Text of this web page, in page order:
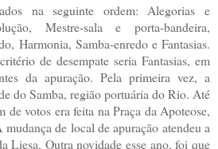
na seguinte ordem: Alegorias e
Mestre-sala e porta-bandeira,
Harmonia, Samba-enredo e Fantasias.
de desempate seria Fantasias, em
da apuração. Pela primeira vez, a
do Samba, região portuária do Rio. Até
de votos era feita na Praça da Apoteose,
de local de apuração atendeu a
Liesa. Outra novidade esse ano, foi que